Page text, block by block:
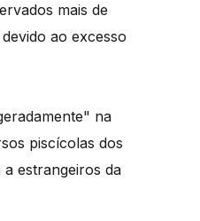
mais de
ao excesso
na
piscícolas dos
estrangeiros da